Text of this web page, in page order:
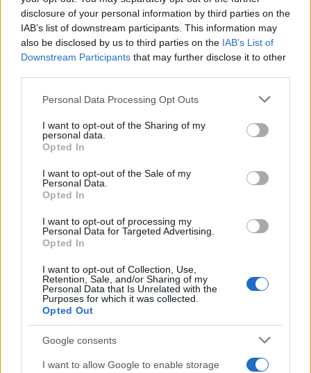
disclosure of your personal information by third parties on the
IAB’s list of downstream participants. This information may
also be disclosed by us to third parties on the IAB’s List of
Downstream Participants that may further disclose it to other
Please note that this website/app uses one or more Google
not limited to your visit or usage behaviour. You may click to
grant or deny consent to Google and its third-party tags to
use your data for below specified purposes in below Google
consent section.
Personal Data Processing Opt Outs
I want to opt-out of the Sharing of my
personal data.
Opted In
I want to opt-out of the Sale of my
Personal Data.
Opted In
I want to opt-out of processing my
Personal Data for Targeted Advertising.
Opted In
I want to opt-out of Collection, Use,
Retention, Sale, and/or Sharing of my
Personal Data that Is Unrelated with the
Purposes for which it was collected.
Opted Out
Google consents
I want to allow Google to enable storage
Continua a leggere
RECENSIONI TECH